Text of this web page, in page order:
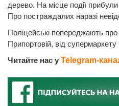
дерево. На місце події
Про постраждалих наразі
Поліцейські попереджають
Припортовій, від супермаркету
Читайте нас у Telegram-